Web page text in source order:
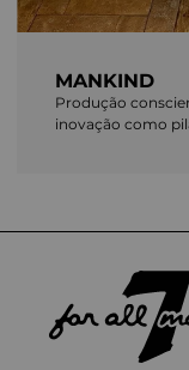
MANKIND
Produção
inovação como